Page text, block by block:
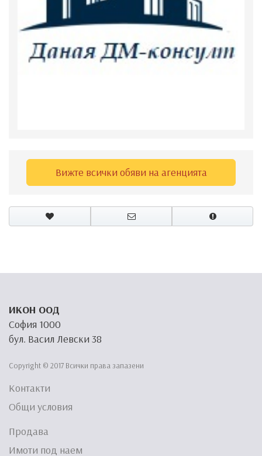
Вижте всички обяви на агенцията
ИКОН ООД
София 1000
бул. Васил Левски 38
Copyright © 2017 Всички права запазени
Контакти
Общи условия
Продава
Имоти под наем